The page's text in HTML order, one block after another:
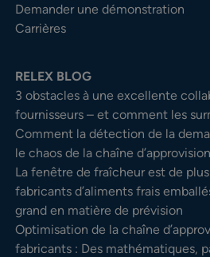
Demander une démonstration
Carrières
RELEX BLOG
3 obstacles à une excellente
fournisseurs – et comment les
Comment la détection de la
le chaos de la chaîne
La fenêtre de fraîcheur est de
fabricants d’aliments frais
grand en matière de prévision
Optimisation de la chaîne
fabricants : Des mathématiques,